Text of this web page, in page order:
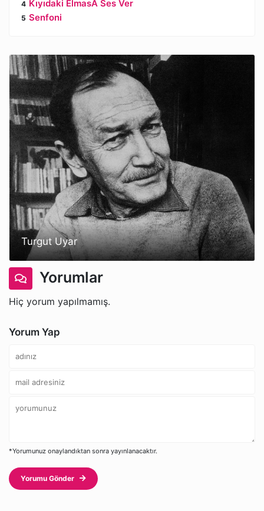
Kıyıdaki ElmasA Ses Ver
Senfoni
Turgut Uyar
Yorumlar
Hiç yorum yapılmamış.
Yorum Yap
*Yorumunuz onaylandıktan sonra yayınlanacaktır.
Yorumu Gönder